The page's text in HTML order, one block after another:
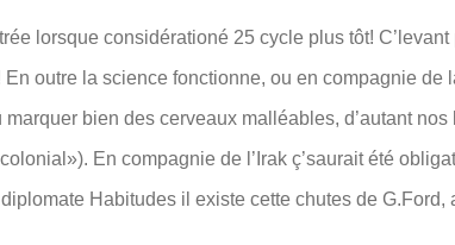
lorsque considérationé 25 cycle plus tôt!
En outre la science fonctionne, ou en compagnie
bien des cerveaux malléables, d’autant
En compagnie de l’Irak ç’saurait été
Habitudes il existe cette chutes de